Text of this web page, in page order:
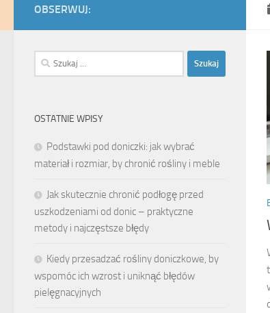
OBSERWUJ:
Szukaj:
OSTATNIE WPISY
Podstawki pod doniczki: jak wybrać
materiał i rozmiar, by chronić rośliny i meble
Jak skutecznie chronić podłogę przed
uszkodzeniami od donic – praktyczne
metody i najczęstsze błędy
Kiedy przesadzać rośliny doniczkowe, by
wspomóc ich wzrost i uniknąć błędów
pielęgnacyjnych